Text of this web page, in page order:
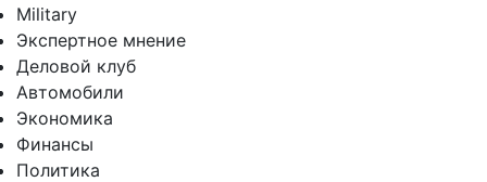
Military
Экспертное мнение
Деловой клуб
Автомобили
Экономика
Финансы
Политика